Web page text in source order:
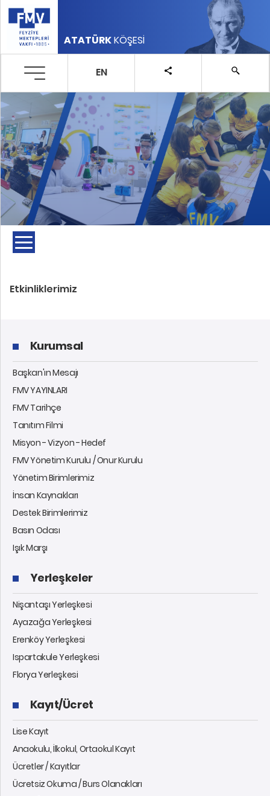
ATATÜRKKÖŞESİ
EN
Etkinliklerimiz
Kurumsal
Başkan'ın Mesajı
FMV YAYINLARI
FMV Tarihçe
Tanıtım Filmi
Misyon - Vizyon - Hedef
FMV Yönetim Kurulu / Onur Kurulu
Yönetim Birimlerimiz
İnsan Kaynakları
Destek Birimlerimiz
Basın Odası
Işık Marşı
Yerleşkeler
Nişantaşı Yerleşkesi
Ayazağa Yerleşkesi
Erenköy Yerleşkesi
Ispartakule Yerleşkesi
Florya Yerleşkesi
Kayıt/Ücret
Lise Kayıt
Anaokulu, İlkokul, Ortaokul Kayıt
Ücretler / Kayıtlar
Ücretsiz Okuma / Burs Olanakları